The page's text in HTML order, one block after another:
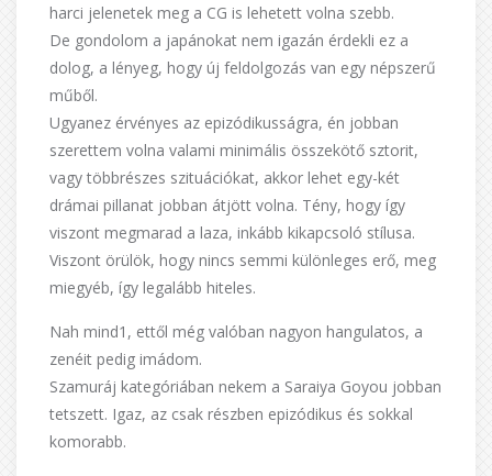
harci jelenetek meg a CG is lehetett volna szebb.
De gondolom a japánokat nem igazán érdekli ez a
dolog, a lényeg, hogy új feldolgozás van egy népszerű
műből.
Ugyanez érvényes az epizódikusságra, én jobban
szerettem volna valami minimális összekötő sztorit,
vagy többrészes szituációkat, akkor lehet egy-két
drámai pillanat jobban átjött volna. Tény, hogy így
viszont megmarad a laza, inkább kikapcsoló stílusa.
Viszont örülök, hogy nincs semmi különleges erő, meg
miegyéb, így legalább hiteles.
Nah mind1, ettől még valóban nagyon hangulatos, a
zenéit pedig imádom.
Szamuráj kategóriában nekem a Saraiya Goyou jobban
tetszett. Igaz, az csak részben epizódikus és sokkal
komorabb.